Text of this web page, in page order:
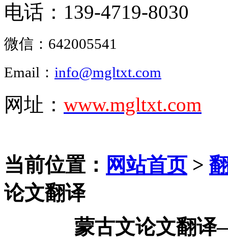
电话：139-4719-8030
微信： 642005541
Email： info@mgltxt.com
网址： www.mgltxt.com
当前位置： 网站首页>
论文翻译
蒙古文论文翻